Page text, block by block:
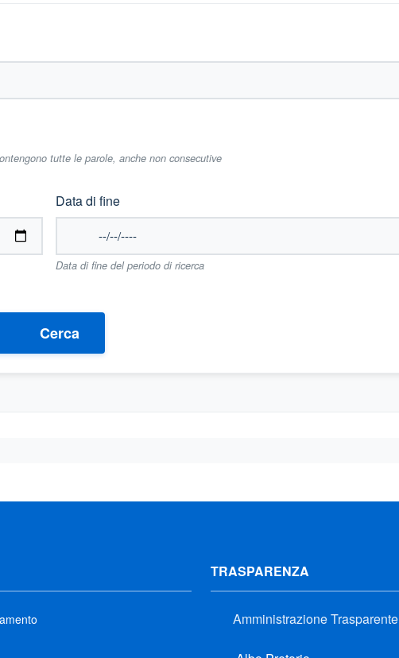
tutte le parole, anche non consecutive
Data di fine
Data di fine del periodo di ricerca
Cerca
TRASPARENZA
Amministrazione Trasparente